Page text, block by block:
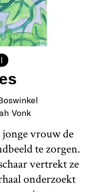
Vonk
vrouw de
te zorgen.
vertrekt ze
onderzoekt